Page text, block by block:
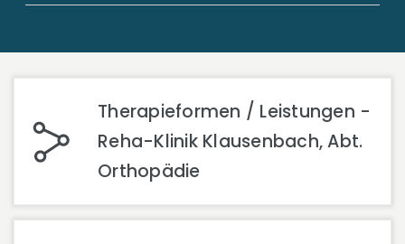
Therapieformen / Leistungen -
Reha-Klinik Klausenbach, Abt.
Orthopädie